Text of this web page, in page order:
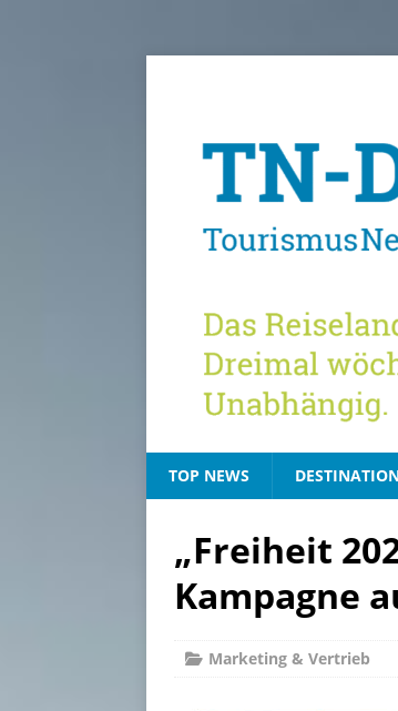
TOP NEWS
„Freiheit
Kampagne
Marketing & Vertrieb